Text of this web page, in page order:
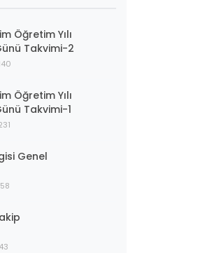
Öğretim Yılı
Takvimi-2
Öğretim Yılı
Takvimi-1
Genel